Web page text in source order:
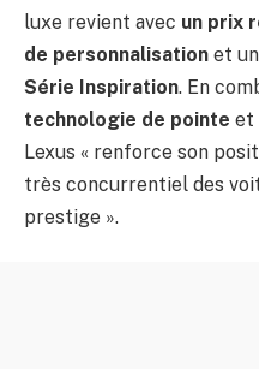
luxe revient avec un prix
de personnalisation et
Série Inspiration. En
technologie de pointe et
Lexus « renforce son
très concurrentiel des
prestige ».